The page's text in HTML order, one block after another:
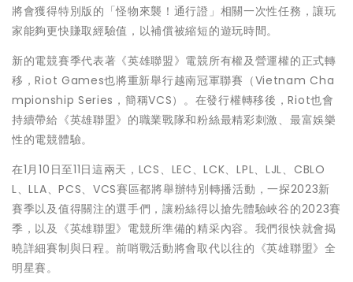
將會獲得特別版的「怪物來襲！通行證」相關一次性任務，讓玩
家能夠更快賺取經驗值，以補償被縮短的遊玩時間。
新的電競賽季代表著《英雄聯盟》電競所有權及營運權的正式轉
移，Riot Games也將重新舉行越南冠軍聯賽（Vietnam Cha
mpionship Series，簡稱VCS）。在發行權轉移後，Riot也會
持續帶給《英雄聯盟》的職業戰隊和粉絲最精彩刺激、最富娛樂
性的電競體驗。
在1月10日至11日這兩天，LCS、LEC、LCK、LPL、LJL、CBLO
L、LLA、PCS、VCS賽區都將舉辦特別轉播活動，一探2023新
賽季以及值得關注的選手們，讓粉絲得以搶先體驗峽谷的2023賽
季，以及《英雄聯盟》電競所準備的精采內容。我們很快就會揭
曉詳細賽制與日程。前哨戰活動將會取代以往的《英雄聯盟》全
明星賽。